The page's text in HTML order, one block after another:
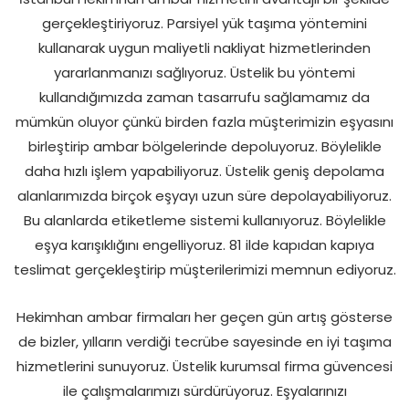
gerçekleştiriyoruz. Parsiyel yük taşıma yöntemini
kullanarak uygun maliyetli nakliyat hizmetlerinden
yararlanmanızı sağlıyoruz. Üstelik bu yöntemi
kullandığımızda zaman tasarrufu sağlamamız da
mümkün oluyor çünkü birden fazla müşterimizin eşyasını
birleştirip ambar bölgelerinde depoluyoruz. Böylelikle
daha hızlı işlem yapabiliyoruz. Üstelik geniş depolama
alanlarımızda birçok eşyayı uzun süre depolayabiliyoruz.
Bu alanlarda etiketleme sistemi kullanıyoruz. Böylelikle
eşya karışıklığını engelliyoruz. 81 ilde kapıdan kapıya
teslimat gerçekleştirip müşterilerimizi memnun ediyoruz.
Hekimhan ambar firmaları her geçen gün artış gösterse
de bizler, yılların verdiği tecrübe sayesinde en iyi taşıma
hizmetlerini sunuyoruz. Üstelik kurumsal firma güvencesi
ile çalışmalarımızı sürdürüyoruz. Eşyalarınızı